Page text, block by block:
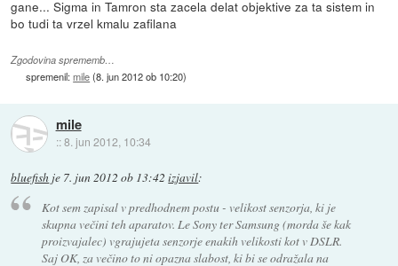
gane... Sigma in Tamron sta zacela delat objektive za ta sistem in
bo tudi ta vrzel kmalu zafilana
Zgodovina sprememb…
spremenil:mile(8. jun 2012 ob 10:20)
mile
::8. jun 2012, 10:34
bluefish je 7. jun 2012 ob 13:42 izjavil:
Kot sem zapisal v predhodnem postu - velikost senzorja, ki je
skupna večini teh aparatov. Le Sony ter Samsung (morda še kak
proizvajalec) vgrajujeta senzorje enakih velikosti kot v DSLR.
Saj OK, za večino to ni opazna slabost, ki bi se odražala na